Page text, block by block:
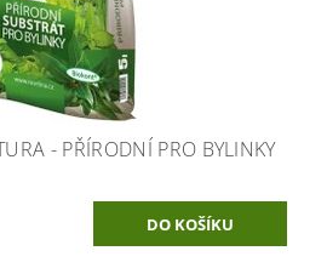
- PŘÍRODNÍ PRO BYLINKY